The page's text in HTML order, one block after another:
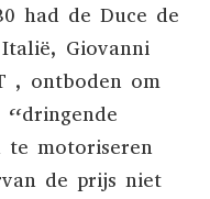
had de Duce de
Giovanni
, ontboden om
te motoriseren
de prijs niet